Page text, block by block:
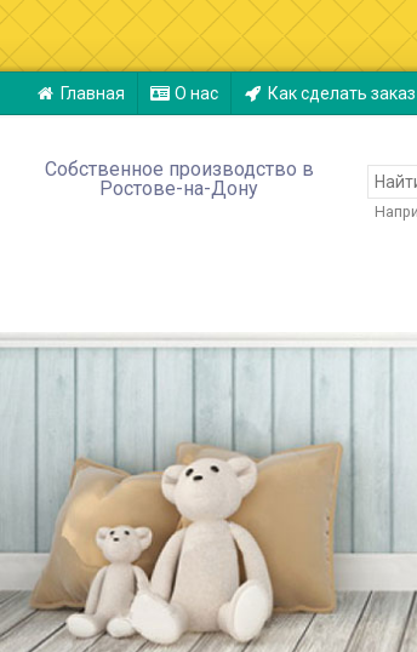
Главная О нас Как сделать заказ
Собственное производство в
Ростове-на-Дону